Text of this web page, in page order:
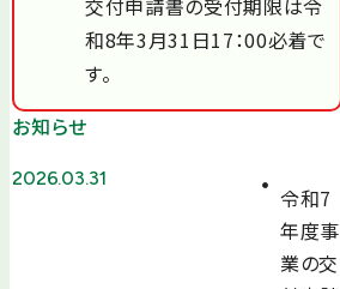
交付申請書の受付期限は令
和8年3月31日17：00必着で
す。
お知らせ
2026.03.31
令和7
年度事
業の交